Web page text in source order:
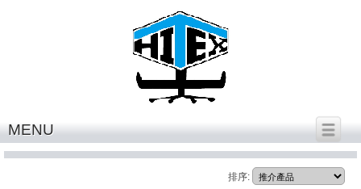
MENU
conference table 2
排序: